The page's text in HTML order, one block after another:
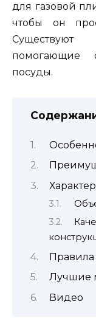
для газовой
чтобы он
помогающие
посуды.
Правила
Лучшие
Видео